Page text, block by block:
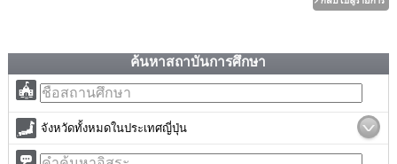
ค้นหาสถาบันการศึกษา
จังหวัดทั้งหมดในประเทศญี่ปุ่น